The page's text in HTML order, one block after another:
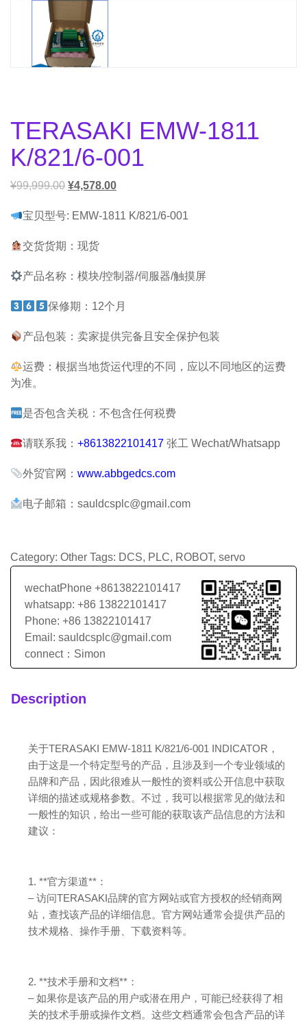
TERASAKI EMW-1811
K/821/6-001
¥99,999.00 ¥4,578.00
宝贝型号: EMW-1811 K/821/6-001
交货货期：现货
产品名称：模块/控制器/伺服器/触摸屏
保修期：12个月
产品包装：卖家提供完备且安全保护包装
运费：根据当地货运代理的不同，应以不同地区的运费
为准。
是否包含关税：不包含任何税费
请联系我：+8613822101417 张工 Wechat/Whatsapp
外贸官网：www.abbgedcs.com
电子邮箱：sauldcsplc@gmail.com
Category: Other Tags: DCS, PLC, ROBOT, servo
wechatPhone +8613822101417
whatsapp: +86 13822101417
Phone: +86 13822101417
Email: sauldcsplc@gmail.com
connect：Simon
Description
关于TERASAKI EMW-1811 K/821/6-001 INDICATOR，
由于这是一个特定型号的产品，且涉及到一个专业领域的
品牌和产品，因此很难从一般性的资料或公开信息中获取
详细的描述或规格参数。不过，我可以根据常见的做法和
一般性的知识，给出一些可能的获取该产品信息的方法和
建议：
1. **官方渠道**：
– 访问TERASAKI品牌的官方网站或官方授权的经销商网
站，查找该产品的详细信息。官方网站通常会提供产品的
技术规格、操作手册、下载资料等。
2. **技术手册和文档**：
– 如果你是该产品的用户或潜在用户，可能已经获得了相
关的技术手册或操作文档。这些文档通常会包含产品的详